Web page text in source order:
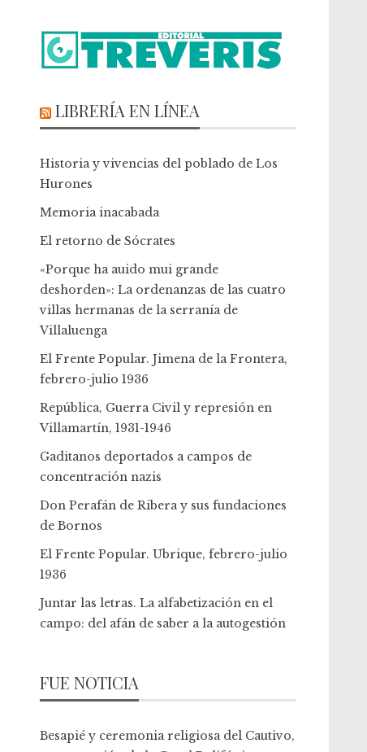
LIBRERÍA EN LÍNEA
Historia y vivencias del poblado de Los
Hurones
Memoria inacabada
El retorno de Sócrates
«Porque ha auido mui grande
deshorden»: La ordenanzas de las cuatro
villas hermanas de la serranía de
Villaluenga
El Frente Popular. Jimena de la Frontera,
febrero-julio 1936
República, Guerra Civil y represión en
Villamartín, 1931-1946
Gaditanos deportados a campos de
concentración nazis
Don Perafán de Ribera y sus fundaciones
de Bornos
El Frente Popular. Ubrique, febrero-julio
1936
Juntar las letras. La alfabetización en el
campo: del afán de saber a la autogestión
FUE NOTICIA
Besapié y ceremonia religiosa del Cautivo,